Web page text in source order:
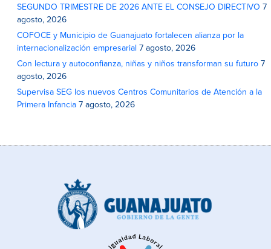
SEGUNDO TRIMESTRE DE 2026 ANTE EL CONSEJO DIRECTIVO 7
agosto, 2026
COFOCE y Municipio de Guanajuato fortalecen alianza por la
internacionalización empresarial 7 agosto, 2026
Con lectura y autoconfianza, niñas y niños transforman su futuro 7
agosto, 2026
Supervisa SEG los nuevos Centros Comunitarios de Atención a la
Primera Infancia 7 agosto, 2026